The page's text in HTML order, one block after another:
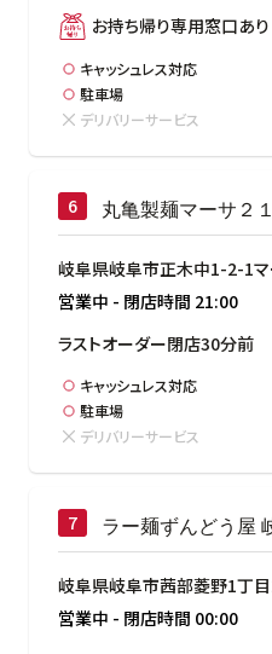
お持ち帰り専用窓口あり
キャッシュレス対応
駐車場
デリバリーサービス
丸亀製麺マーサ２１
岐阜県岐阜市正木中1-2-1
営業中 - 閉店時間 21:00
ラストオーダー閉店30分前
キャッシュレス対応
駐車場
デリバリーサービス
ラー麺ずんどう屋
岐阜県岐阜市茜部菱野1丁
営業中 - 閉店時間 00:00